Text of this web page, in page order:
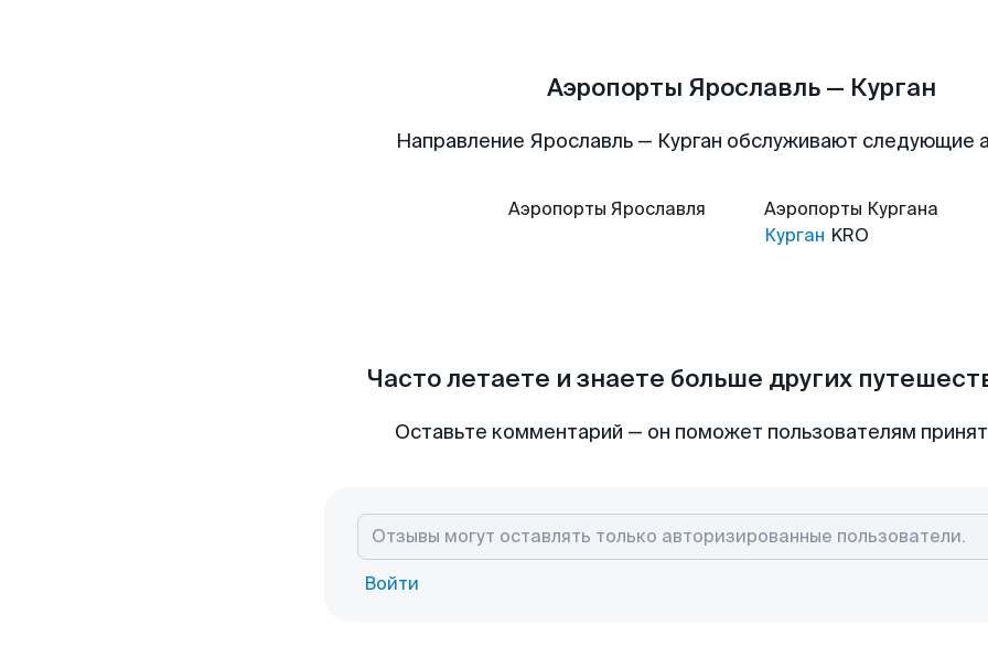
Аэропорты Ярославль — Курган
Направление Ярославль — Курган обслуживают следующие
Аэропорты Ярославля Аэропорты Кургана
Курган KRO
Часто летаете и знаете больше других
Оставьте комментарий — он поможет пользователям
Войти